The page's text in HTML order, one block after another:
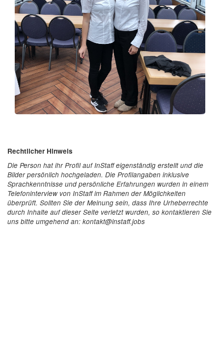
Rechtlicher Hinweis
Die Person hat ihr Profil auf InStaff eigenständig erstellt und die
Bilder persönlich hochgeladen. Die Profilangaben inklusive
Sprachkenntnisse und persönliche Erfahrungen wurden in einem
Telefoninterview von InStaff im Rahmen der Möglichkeiten
überprüft. Sollten Sie der Meinung sein, dass Ihre Urheberrechte
durch Inhalte auf dieser Seite verletzt wurden, so kontaktieren Sie
uns bitte umgehend an: kontakt@instaff.jobs